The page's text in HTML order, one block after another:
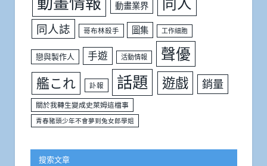
動畫業界
同人誌 哥布林殺手 圖集 工作細胞
戀與製作人 手遊 活動情報 聲優
艦これ 訃報 話題 遊戲 銷量
關於我轉生變成史萊姆這檔事
青春豬頭少年不會夢到兔女郎學姐
搜索文章